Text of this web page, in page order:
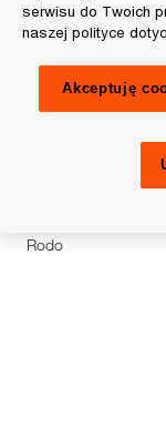
Dla kogo
Studenci i
Kariera -
Rodo
serwisu do Twoich
naszej polityce
Akceptuję